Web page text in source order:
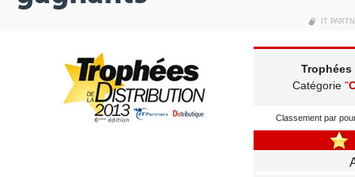
gratuite
IT
Catégorie "
Classement par